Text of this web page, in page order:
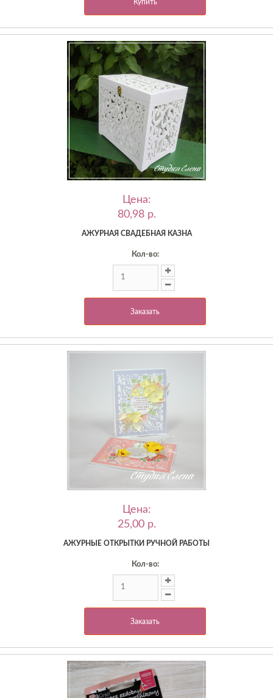
Купить
Цена:
80,98 p.
АЖУРНАЯ СВАДЕБНАЯ КАЗНА
Кол-во:
Заказать
Цена:
25,00 p.
АЖУРНЫЕ ОТКРЫТКИ РУЧНОЙ РАБОТЫ
Кол-во:
Заказать